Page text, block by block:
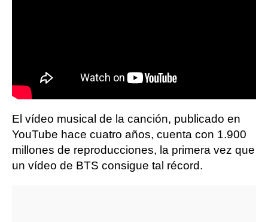
El vídeo musical de la canción, publicado en
YouTube hace cuatro años, cuenta con 1.900
millones de reproducciones, la primera vez que
un vídeo de BTS consigue tal récord.